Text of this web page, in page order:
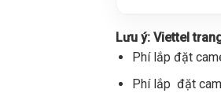
Lưu ý: Viettel
Phí lắp đặt
Phí lắp đặt